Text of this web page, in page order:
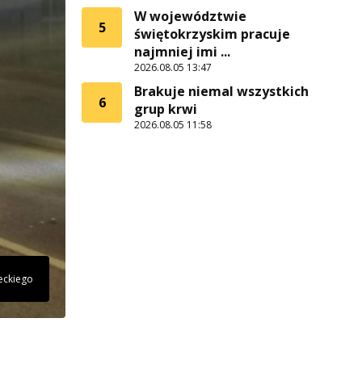
5
W województwie
świętokrzyskim pracuje
najmniej imi ...
2026.08.05 13:47
6
Brakuje niemal wszystkich
grup krwi
2026.08.05 11:58